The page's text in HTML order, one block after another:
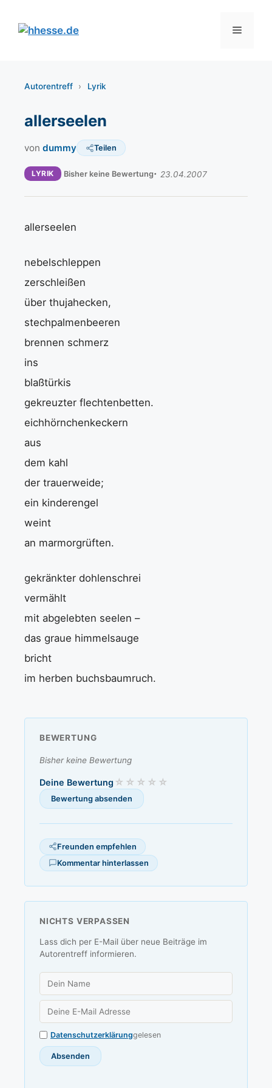
Inhalt
springen
Menü
Autorentreff › Lyrik
allerseelen
von dummy Teilen
LYRIK Bisher keine Bewertung 23.04.2007
allerseelen
nebelschleppen
zerschleißen
über thujahecken,
stechpalmenbeeren
brennen schmerz
ins
blaßtürkis
gekreuzter flechtenbetten.
eichhörnchenkeckern
aus
dem kahl
der trauerweide;
ein kinderengel
weint
an marmorgrüften.
gekränkter dohlenschrei
vermählt
mit abgelebten seelen –
das graue himmelsauge
bricht
im herben buchsbaumruch.
BEWERTUNG
Bisher keine Bewertung
Deine Bewertung
Freunden empfehlen
Kommentar hinterlassen
NICHTS VERPASSEN
Lass dich per E-Mail über neue Beiträge im
Autorentreff informieren.
Datenschutzerklärunggelesen